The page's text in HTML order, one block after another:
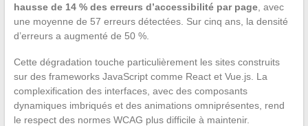
hausse de 14 % des erreurs d’accessibilité par page, avec
une moyenne de 57 erreurs détectées. Sur cinq ans, la densité
d’erreurs a augmenté de 50 %.
Cette dégradation touche particulièrement les sites construits
sur des frameworks JavaScript comme React et Vue.js. La
complexification des interfaces, avec des composants
dynamiques imbriqués et des animations omniprésentes, rend
le respect des normes WCAG plus difficile à maintenir.